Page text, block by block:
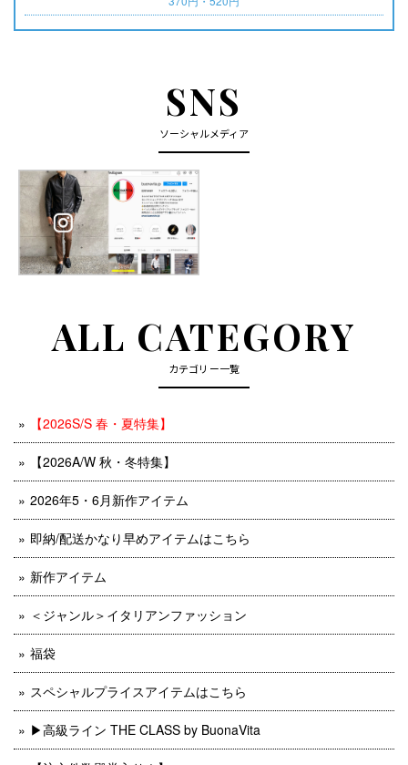
SNS
ソーシャルメディア
ALL CATEGORY
カテゴリー一覧
【2026S/S 春・夏特集】
【2026A/W 秋・冬特集】
2026年5・6月新作アイテム
即納/配送かなり早めアイテムはこちら
新作アイテム
＜ジャンル＞イタリアンファッション
福袋
スペシャルプライスアイテムはこちら
▶︎高級ライン THE CLASS by BuonaVita